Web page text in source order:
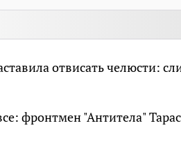
отвисать челюсти:
фронтмен "Антитела"